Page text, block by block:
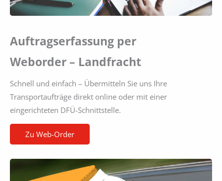
Auftragserfassung per
Weborder – Landfracht
Schnell und einfach – Übermitteln Sie uns Ihre
Transportaufträge direkt online oder mit einer
eingerichteten DFÜ-Schnittstelle.
Zu Web-Order